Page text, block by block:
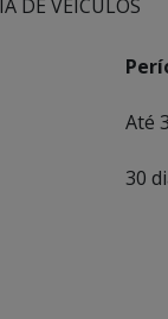
DE VEÍCULOS
Até 30
30